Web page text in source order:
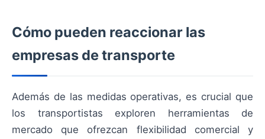
Cómo pueden reaccionar las
empresas de transporte
Además de las medidas operativas, es crucial que
los transportistas exploren herramientas de
mercado que ofrezcan flexibilidad comercial y